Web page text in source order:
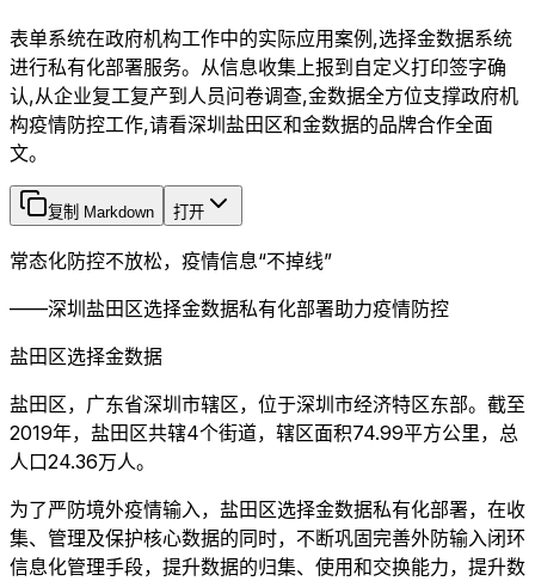
表单系统在政府机构工作中的实际应用案例,选择金数据系统
进行私有化部署服务。从信息收集上报到自定义打印签字确
认,从企业复工复产到人员问卷调查,金数据全方位支撑政府机
构疫情防控工作,请看深圳盐田区和金数据的品牌合作全面
文。
复制 Markdown 打开
常态化防控不放松，疫情信息“不掉线”
——深圳盐田区选择金数据私有化部署助力疫情防控
盐田区选择金数据
盐田区，广东省深圳市辖区，位于深圳市经济特区东部。截至
2019年，盐田区共辖4个街道，辖区面积74.99平方公里，总
人口24.36万人。
为了严防境外疫情输入，盐田区选择金数据私有化部署，在收
集、管理及保护核心数据的同时，不断巩固完善外防输入闭环
信息化管理手段，提升数据的归集、使用和交换能力，提升数